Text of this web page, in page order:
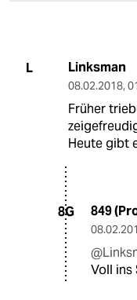
L Linksman
08.02.2018,
Früher
Heute gibt
8G 849
Voll ins